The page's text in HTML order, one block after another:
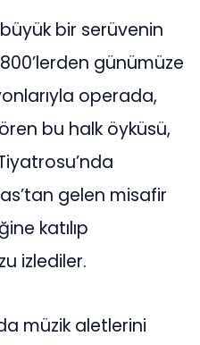
büyük bir serüvenin
günümüze
operada,
bu halk öyküsü,
gelen misafir
katılıp
izlediler.
müzik aletlerini